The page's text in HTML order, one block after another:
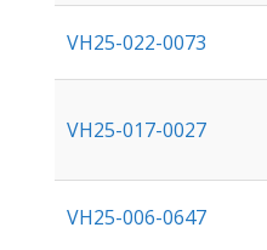
VH25-022-0073
VH25-017-0027
VH25-006-0647